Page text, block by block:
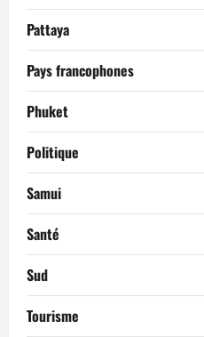
Pattaya
Pays francophones
Phuket
Politique
Samui
Santé
Sud
Tourisme